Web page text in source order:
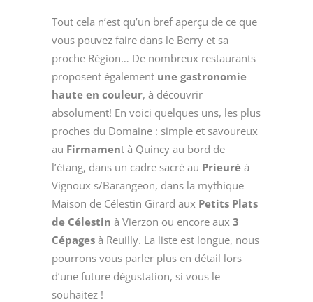
Tout cela n’est qu’un bref aperçu de ce que
vous pouvez faire dans le Berry et sa
proche Région… De nombreux restaurants
proposent également une gastronomie
haute en couleur, à découvrir
absolument! En voici quelques uns, les plus
proches du Domaine : simple et savoureux
au Firmament à Quincy au bord de
l’étang, dans un cadre sacré au Prieuré à
Vignoux s/Barangeon, dans la mythique
Maison de Célestin Girard aux Petits Plats
de Célestin à Vierzon ou encore aux 3
Cépages à Reuilly. La liste est longue, nous
pourrons vous parler plus en détail lors
d’une future dégustation, si vous le
souhaitez !